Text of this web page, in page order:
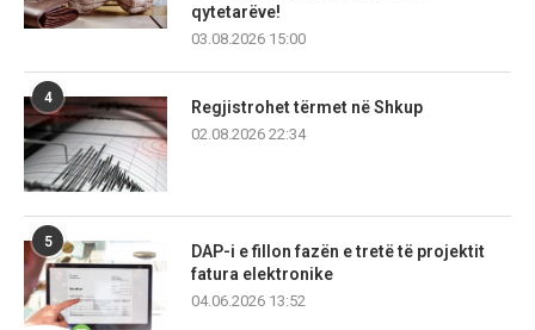
qytetarëve!
03.08.2026 15:00
4
Regjistrohet tërmet në Shkup
02.08.2026 22:34
5
DAP-i e fillon fazën e tretë të projektit
fatura elektronike
04.06.2026 13:52